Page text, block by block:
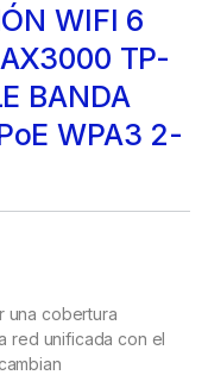
WIFI 6
TP-
BANDA
WPA3 2-
una cobertura
red unificada con el